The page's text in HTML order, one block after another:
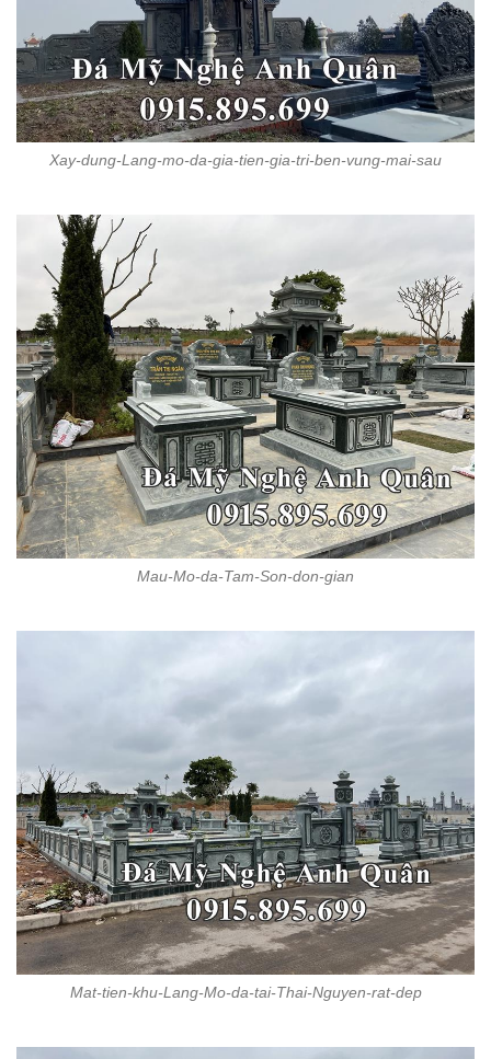
Xay-dung-Lang-mo-da-gia-tien-gia-tri-ben-vung-mai-sau
Mau-Mo-da-Tam-Son-don-gian
Mat-tien-khu-Lang-Mo-da-tai-Thai-Nguyen-rat-dep